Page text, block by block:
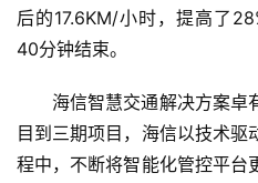
后的17.6KM/小时，提高了
40分钟结束。
海信智慧交通解决方案卓
目到三期项目，海信以技术
程中，不断将智能化管控平台